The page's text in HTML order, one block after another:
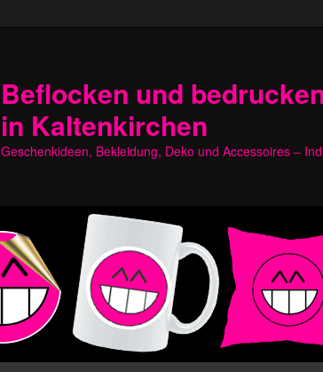
Beflocken und
in Kaltenkirchen
Geschenkideen, Bekleidung, Deko und Accessoires –